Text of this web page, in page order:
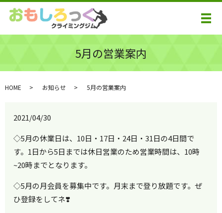
メ
5月の営業案内
HOME お知らせ 5月の営業案内
2021/04/30
◇5月の休業日は、10日・17日・24日・31日の4日間で
す。1日から5日までは休日営業のため営業時間は、10時
~20時までとなります。
◇5月の月会員を募集中です。月末まで登り放題です。ぜ
ひ登録をしてネ❣️